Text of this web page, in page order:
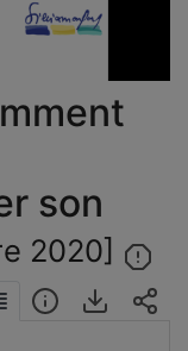
son
2020]